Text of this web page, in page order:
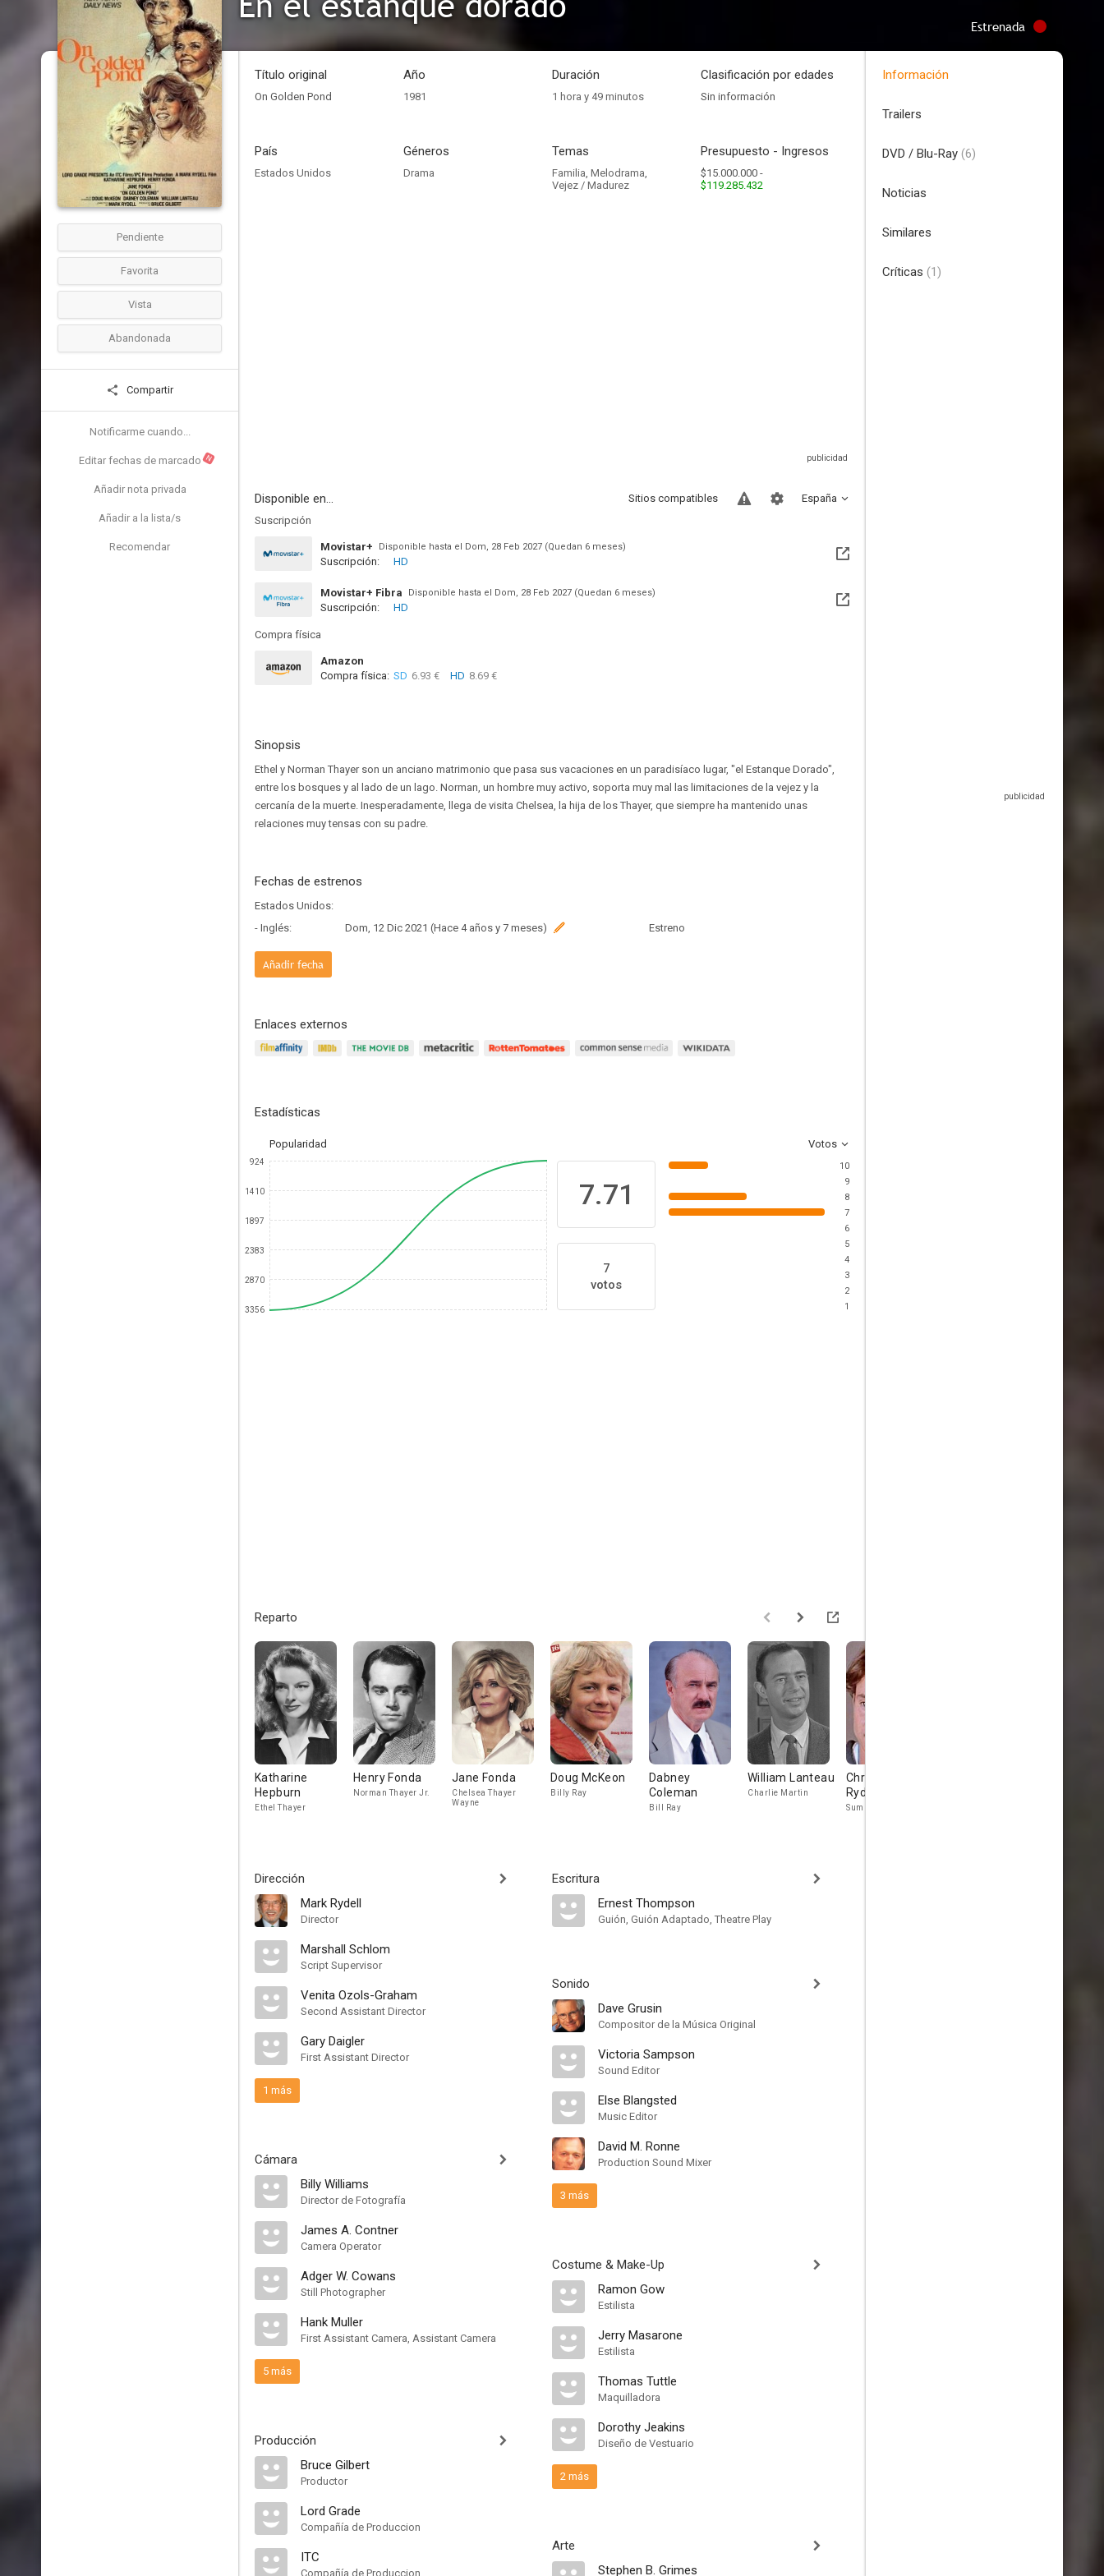
Estrenada
Pendiente
Favorita
Vista
Abandonada
Compartir
Notificarme cuando...
Editar fechas de marcado N
Añadir nota privada
Añadir a la lista/s
Recomendar
Título original
On Golden Pond
Año
1981
Duración
1 hora y 49 minutos
Clasificación por edades
Sin información
País
Estados Unidos
Géneros
Drama
Temas
Familia, Melodrama,
Vejez / Madurez
Presupuesto - Ingresos
$15.000.000 -
$119.285.432
Disponible en... España
Sitios compatibles
Suscripción
Movistar+ Disponible hasta el Dom, 28 Feb 2027 (Quedan 6 meses)
Suscripción: HD
Movistar+ Fibra Disponible hasta el Dom, 28 Feb 2027 (Quedan 6 meses)
Suscripción: HD
Compra física
Amazon
Compra física: SD 6.93 € HD 8.69 €
Sinopsis
Ethel y Norman Thayer son un anciano matrimonio que pasa sus vacaciones en un paradisíaco lugar, "el Estanque Dorado",
entre los bosques y al lado de un lago. Norman, un hombre muy activo, soporta muy mal las limitaciones de la vejez y la
cercanía de la muerte. Inesperadamente, llega de visita Chelsea, la hija de los Thayer, que siempre ha mantenido unas
relaciones muy tensas con su padre.
Fechas de estrenos
Estados Unidos:
- Inglés:
Dom, 12 Dic 2021 (Hace 4 años y 7 meses) Estreno
Añadir fecha
Enlaces externos
Estadísticas
Popularidad Votos
924
1410
1897
2383
2870
3356
7.71
7
votos
10
9
8
7
6
5
4
3
2
1
Reparto
Katharine
Hepburn
Ethel Thayer
Henry Fonda
Norman Thayer Jr.
Jane Fonda
Chelsea Thayer
Wayne
Doug McKeon
Billy Ray
Dabney
Coleman
Bill Ray
William Lanteau
Charlie Martin
Christopher
Rydell
Sumner Todd
Dirección
Mark Rydell
Director
Marshall Schlom
Script Supervisor
Venita Ozols-Graham
Second Assistant Director
Gary Daigler
First Assistant Director
1 más
Cámara
Billy Williams
Director de Fotografía
James A. Contner
Camera Operator
Adger W. Cowans
Still Photographer
Hank Muller
First Assistant Camera, Assistant Camera
5 más
Producción
Bruce Gilbert
Productor
Lord Grade
Compañía de Produccion
ITC
Compañía de Produccion
Escritura
Ernest Thompson
Guión, Guión Adaptado, Theatre Play
Sonido
Dave Grusin
Compositor de la Música Original
Victoria Sampson
Sound Editor
Else Blangsted
Music Editor
David M. Ronne
Production Sound Mixer
3 más
Costume & Make-Up
Ramon Gow
Estilista
Jerry Masarone
Estilista
Thomas Tuttle
Maquilladora
Dorothy Jeakins
Diseño de Vestuario
2 más
Arte
Stephen B. Grimes
Información
Trailers
DVD / Blu-Ray (6)
Noticias
Similares
Críticas (1)